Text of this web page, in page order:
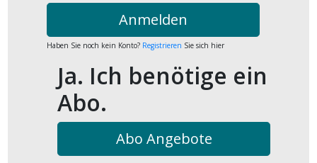
Anmelden
Haben Sie noch kein Konto? Registrieren Sie sich hier
Ja. Ich benötige ein
Abo.
Abo Angebote